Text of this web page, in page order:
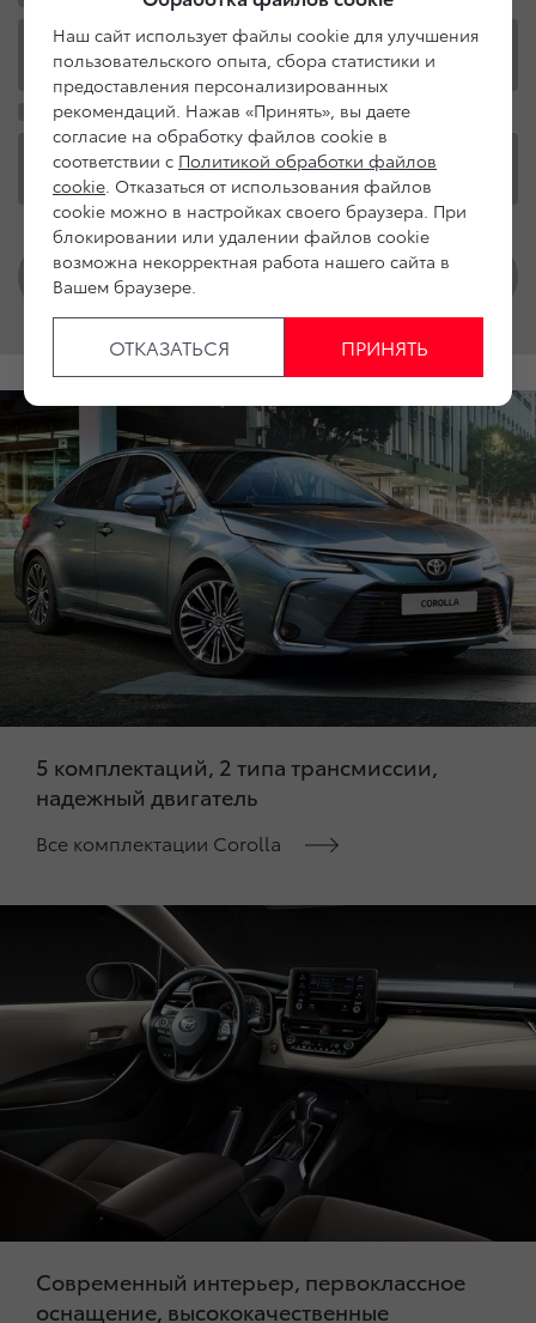
5 комплектаций, 2 типа трансмиссии,
надежный двигатель
Все комплектации Corolla
Современный интерьер, первоклассное
оснащение, высококачественные
Наш сайт использует файлы cookie для улучшения
пользовательского опыта, сбора статистики и
предоставления персонализированных
рекомендаций. Нажав «Принять», вы даете
согласие на обработку файлов cookie в
соответствии с Политикой обработки файлов
cookie . Отказаться от использования файлов
cookie можно в настройках своего браузера. При
блокировании или удалении файлов cookie
возможна некорректная работа нашего сайта в
Вашем браузере.
ОТКАЗАТЬСЯ ПРИНЯТЬ